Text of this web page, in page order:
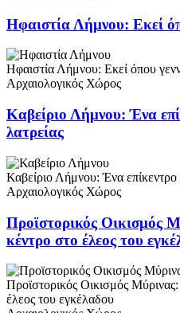
Ηφαιστία Λήμνου: Εκεί
Ηφαιστία Λήμνου: Εκεί όπου
Αρχαιολογικός Χώρος
Καβείριο Λήμνου: Ένα
λατρείας
Καβείριο Λήμνου: Ένα επίκεντρο
Αρχαιολογικός Χώρος
Προϊστορικός Οικισμός
κέντρο στο έλεος του
Προϊστορικός Οικισμός
έλεος του εγκέλαδου